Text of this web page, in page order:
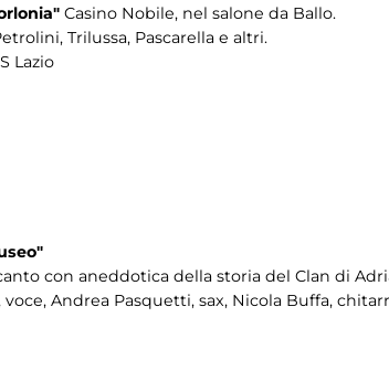
Casino Nobile, nel salone da Ballo.
Trilussa, Pascarella e altri.
Lazio
con aneddotica della storia del Clan di
voce, Andrea Pasquetti, sax, Nicola Buffa,